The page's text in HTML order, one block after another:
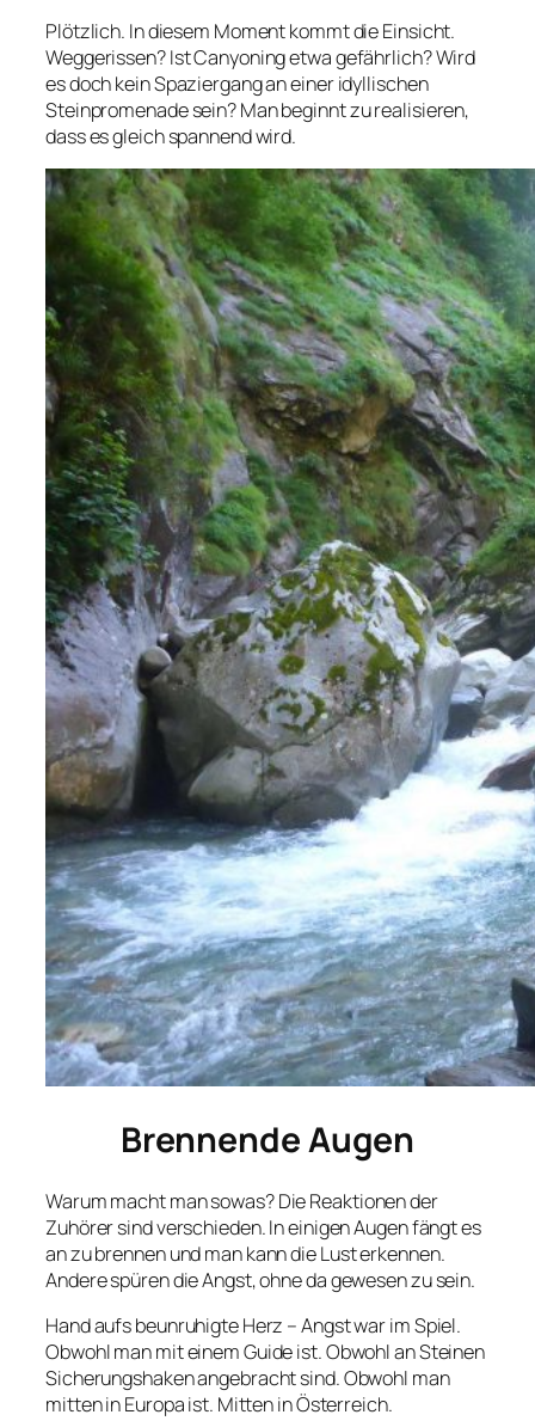
Plötzlich. In diesem Moment kommt die Einsicht.
Weggerissen? Ist Canyoning etwa gefährlich? Wird
es doch kein Spaziergang an einer idyllischen
Steinpromenade sein? Man beginnt zu realisieren,
dass es gleich spannend wird.
Brennende Augen
Warum macht man sowas? Die Reaktionen der
Zuhörer sind verschieden. In einigen Augen fängt es
an zu brennen und man kann die Lust erkennen.
Andere spüren die Angst, ohne da gewesen zu sein.
Hand aufs beunruhigte Herz – Angst war im Spiel.
Obwohl man mit einem Guide ist. Obwohl an Steinen
Sicherungshaken angebracht sind. Obwohl man
mitten in Europa ist. Mitten in Österreich.